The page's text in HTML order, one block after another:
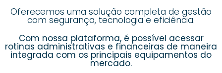
Oferecemos uma solução completa de gestão
com segurança, tecnologia e eficiência.
Com nossa plataforma, é possível acessar
rotinas administrativas e financeiras de maneira
integrada com os principais equipamentos do
mercado.